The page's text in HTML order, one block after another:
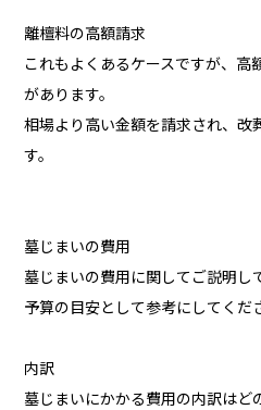
離檀料の高額請求
これもよくあるケースですが、高
があります。
相場より高い金額を請求され、改
す。
墓じまいの費用
墓じまいの費用に関してご説明し
予算の目安として参考にしてくだ
内訳
墓じまいにかかる費用の内訳はど